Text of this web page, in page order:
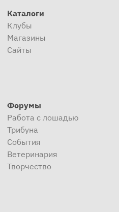
Каталоги
Клубы
Магазины
Сайты
Форумы
Работа с лошадью
Трибуна
События
Ветеринария
Творчество